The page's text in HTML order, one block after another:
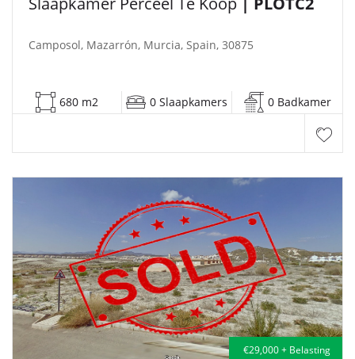
Camposol, Mazarrón, Murcia, Spain, 30875
680 m2 0 Slaapkamers 0 Badkamer
€29,000 + Belasting